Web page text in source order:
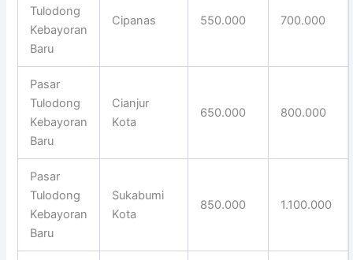
Tulodong
Kebayoran
Baru
Cipanas 550.000 700.000
Pasar
Tulodong
Kebayoran
Baru
Cianjur
Kota
650.000 800.000
Pasar
Tulodong
Kebayoran
Baru
Sukabumi
Kota
850.000 1.100.000